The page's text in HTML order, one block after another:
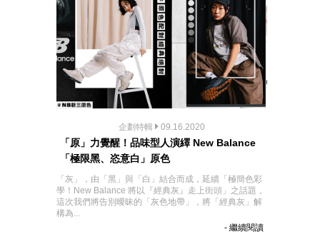
企劃特輯 09.16.2020
「原」力覺醒！品味型人演繹 New Balance
「極限黑、恣意白」原色
「灰」，由「黑」與「白」結合而成，延續「極簡色彩
學！New Balance 將以『經典灰』走上街頭」之話題，
這次我們將告別曖昧的「灰色地帶」，將「經典灰」解
構為...
- 繼續閱讀